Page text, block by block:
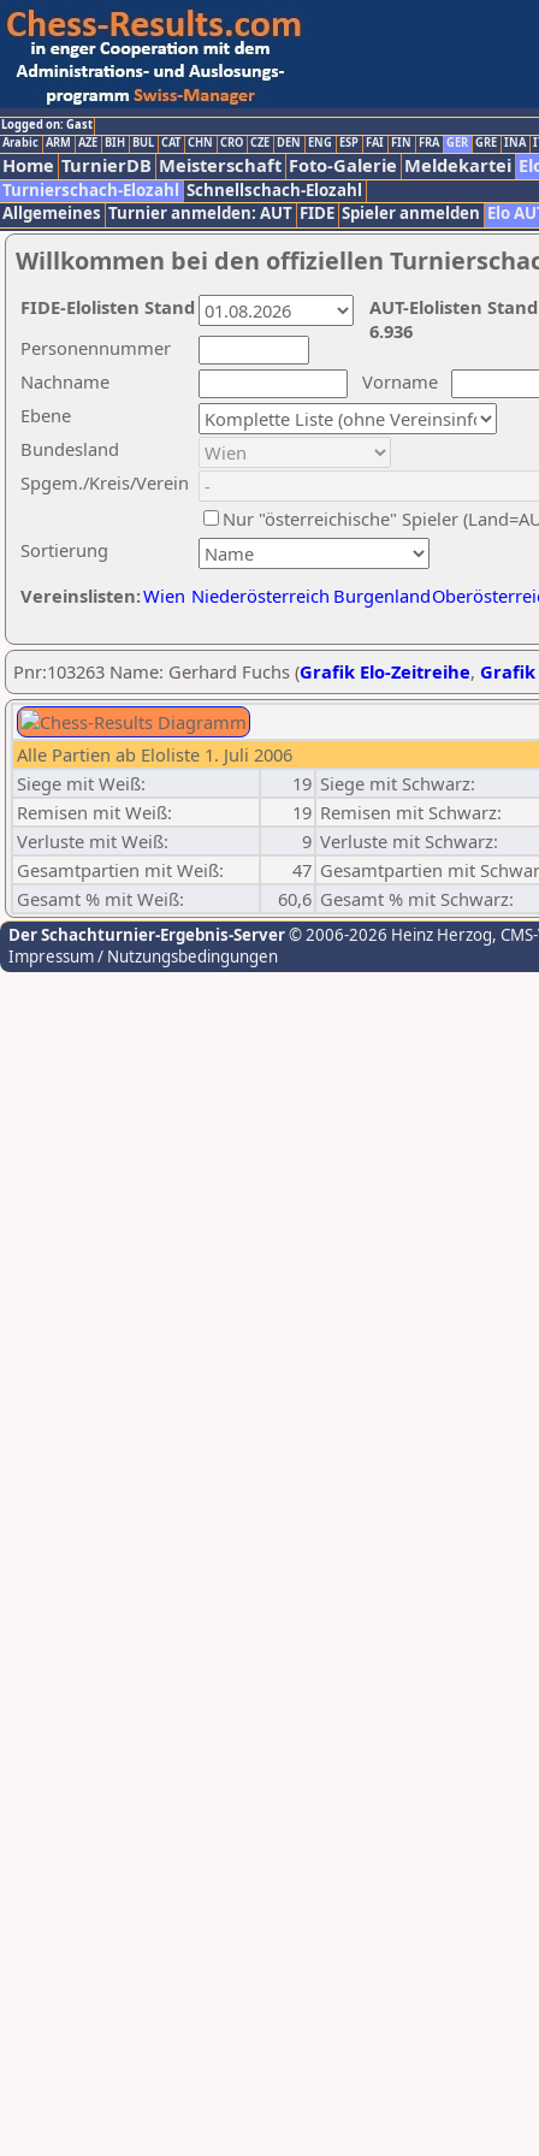
Logged on: Gast
Arabic ARM AZE BIH BUL CAT CHN CRO CZE DEN ENG ESP FAI FIN FRA GER GRE INA
Home TurnierDB Meisterschaft Foto-Galerie Meldekartei
Turnierschach-Elozahl Schnellschach-Elozahl
Allgemeines Turnier anmelden: AUT FIDE Spieler anmelden Elo
Willkommen bei den offiziellen
Nachname
Vorname
Ebene
Sortierung
Personennummer
Bundesland
Spgem./Kreis/Verein
Nur "österreichische" Spieler
Vereinslisten:Wien Niederösterreich Burgenland
AUT-Elolisten
6.936
FIDE-Elolisten Stand
Pnr:103263 Name: Gerhard Fuchs (Grafik Elo-Zeitreihe, Grafik
Alle Partien ab Eloliste 1. Juli 2006
Siege mit Weiß:
19 Siege mit Schwarz:
Remisen mit Weiß:
19 Remisen mit Schwarz:
Verluste mit Weiß:
9 Verluste mit Schwarz:
Gesamtpartien mit Weiß:
47 Gesamtpartien mit
Gesamt % mit Weiß:
60,6 Gesamt % mit Schwarz:
Der Schachturnier-Ergebnis-Server© 2006-2026 Heinz Herzog,
Impressum / Nutzungsbedingungen